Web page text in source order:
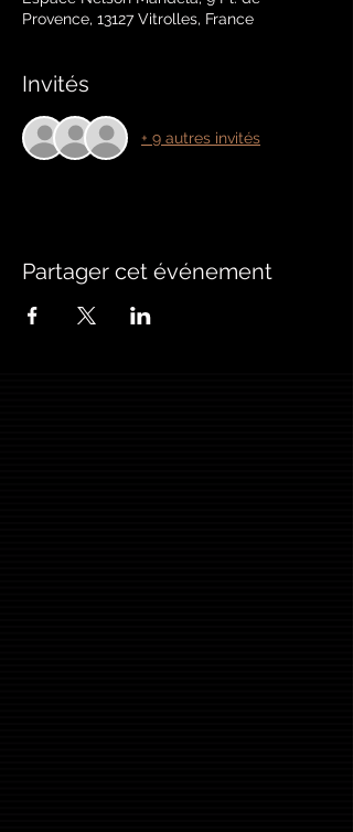
Provence, 13127 Vitrolles, France
Invités
+ 9 autres invités
Partager cet événement